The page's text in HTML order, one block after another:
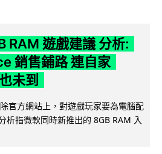
RAM 遊戲建議 分析:
銷售鋪路 連自家
未到
官方網站上，對遊戲玩家要為電腦配
析指微軟同時新推出的 8GB RAM 入